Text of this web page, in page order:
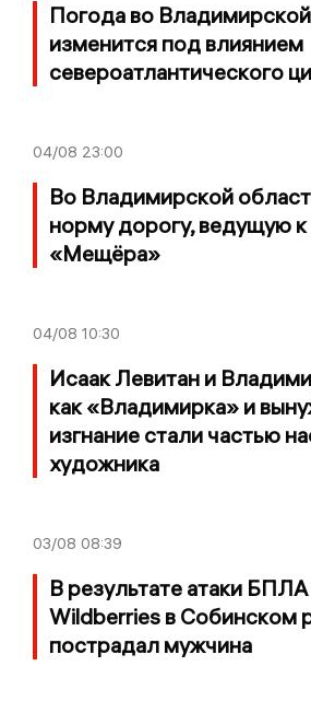
Погода во
изменится под влиянием
североатлантического
04/08 23:00
Во Владимирской
норму дорогу, ведущую к
«Мещёра»
04/08 10:30
Исаак Левитан и
как «Владимирка» и
изгнание стали частью
художника
03/08 08:39
В результате атаки
Wildberries в Собинском
пострадал мужчина